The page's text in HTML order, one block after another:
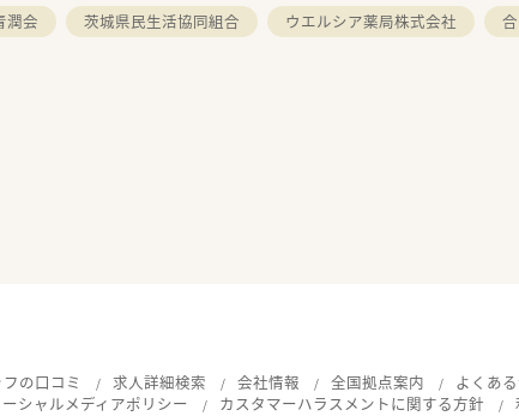
潤会 茨城県民生活協同組合 ウエルシア薬局株式会社
の口コミ 求人詳細検索 会社情報 全国拠点案内 よくあ
シャルメディアポリシー カスタマーハラスメントに関する方針